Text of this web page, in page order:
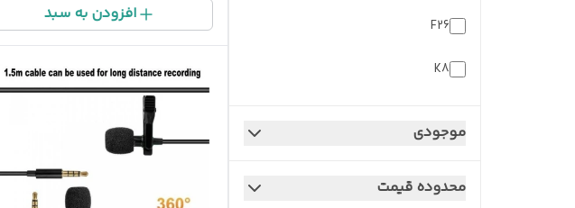
F26
K8
ProOne
موجودی
محدوده قیمت
افزودن به سبد